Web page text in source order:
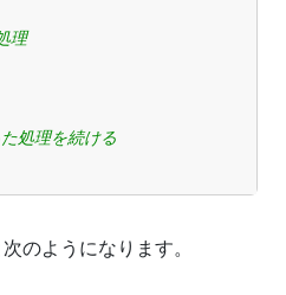
のようになります。